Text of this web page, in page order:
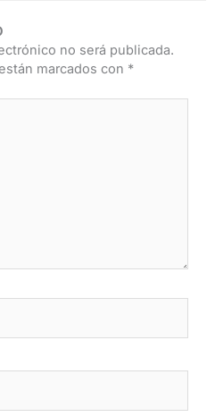
no será publicada.
marcados con *